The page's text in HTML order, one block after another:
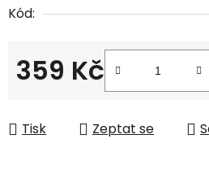
Kód:
359 Kč
Tisk Zeptat se